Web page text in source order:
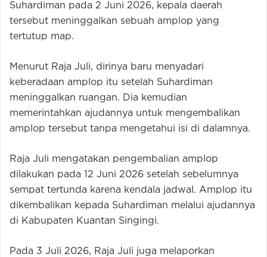
Suhardiman pada 2 Juni 2026, kepala daerah
tersebut meninggalkan sebuah amplop yang
tertutup map.
Menurut Raja Juli, dirinya baru menyadari
keberadaan amplop itu setelah Suhardiman
meninggalkan ruangan. Dia kemudian
memerintahkan ajudannya untuk mengembalikan
amplop tersebut tanpa mengetahui isi di dalamnya.
Raja Juli mengatakan pengembalian amplop
dilakukan pada 12 Juni 2026 setelah sebelumnya
sempat tertunda karena kendala jadwal. Amplop itu
dikembalikan kepada Suhardiman melalui ajudannya
di Kabupaten Kuantan Singingi.
Pada 3 Juli 2026, Raja Juli juga melaporkan